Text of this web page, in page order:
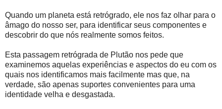
Quando um planeta está retrógrado, ele nos faz olhar para o
âmago do nosso ser, para identificar seus componentes e
descobrir do que nós realmente somos feitos.
Esta passagem retrógrada de Plutão nos pede que
examinemos aquelas experiências e aspectos do eu com os
quais nos identificamos mais facilmente mas que, na
verdade, são apenas suportes convenientes para uma
identidade velha e desgastada.